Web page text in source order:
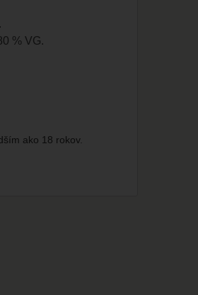
% VG.
ako 18 rokov.